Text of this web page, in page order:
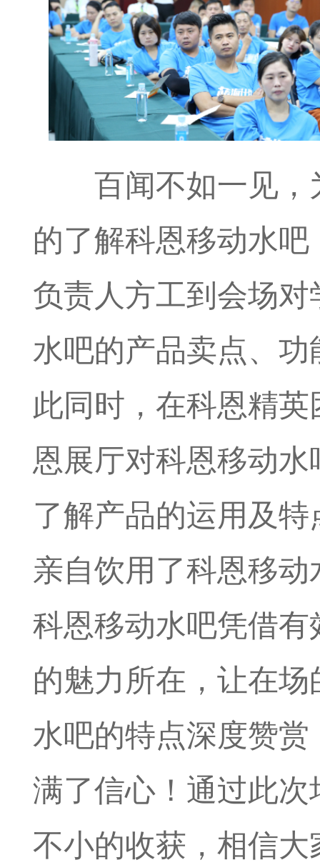
百闻不如一见
的了解科恩移动水
负责人方工到会场
水吧的产品卖点、
此同时，在科恩精
恩展厅对科恩移动
了解产品的运用及
亲自饮用了科恩移
科恩移动水吧凭借
的魅力所在，让在
水吧的特点深度赞
满了信心！通过此
不小的收获，相信